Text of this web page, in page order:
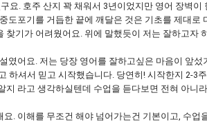
요. 호주 산지 꽉 채워서 3년이었지만 영어 장벽이
도포기를 거듭한 끝에 깨달은 것은 기초를 제대로
기가 어려웠어요. 위에 말했듯이 저는 잘하고자
어요. 저는 당장 영어를 잘하고싶은 마음이 앞섰
하셔서 믿고 시작했습니다. 당연히! 시작한지 2-3
라고 생각하실텐데 수업을 듣다보면 전혀 아니
. 이해를 무조건 해야 넘어가는건 기본이고, 수업